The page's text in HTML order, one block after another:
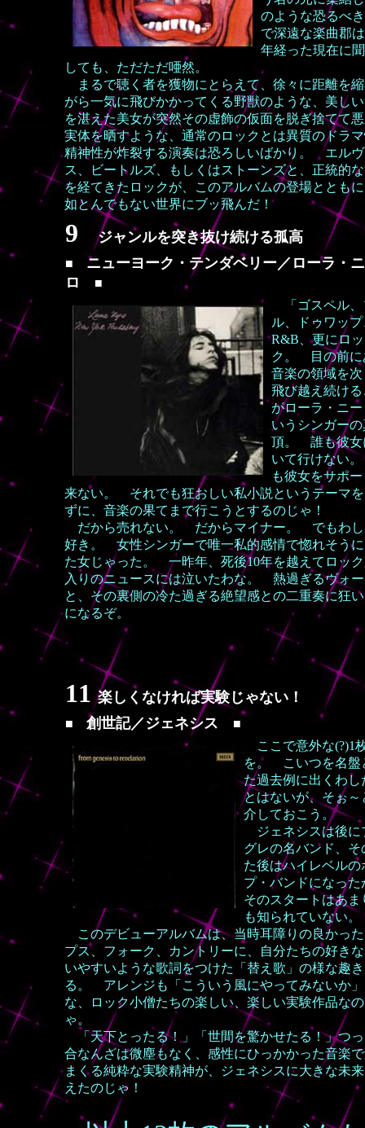
のような恐るべ
で深遠な楽曲郡
年経った現在に
しても、ただただ唖然。
まるで聴く者を獲物にとらえて、徐々に距離を
がら一気に飛びかかってくる野獣のような、美し
を湛えた美女が突然その虚飾の仮面を脱ぎ捨てて
実体を晒すような、通常のロックとは異質のドラ
精神性が炸裂する演奏は恐ろしいばかり。 エル
ス、ビートルズ、もしくはストーンズと、正統的
を経てきたロックが、このアルバムの登場ととも
如とんでもない世界にブッ飛んだ！
9 ジャンルを突き抜け続ける孤高
■ ニューヨーク・テンダベリー／ローラ・
ロ
■
「ゴスペル、
ル、ドゥワッ
R&B、更にロッ
ク。 目の前に
音楽の領域を
飛び越え続け
がローラ・ニ
いうシンガー
頂。 誰も彼女
いて行けない
も彼女をサポ
来ない。 それでも狂おしい私小説というテーマ
ずに、音楽の果てまで行こうとするのじゃ！
だから売れない。 だからマイナー。 でもわし
好き。 女性シンガーで唯一私的感情で惚れそう
た女じゃった。 一昨年、死後10年を越えてロッ
入りのニュースには泣いたわな。 熱過ぎるヴォ
と、その裏側の冷た過ぎる絶望感との二重奏に狂
になるぞ。
11楽しくなければ実験じゃない！
■ 創世記／ジェネシス
■
ここで意外な(?)1
を。 こいつを名盤
た過去例に出くわし
とはないが、そぉ～
介しておこう。
ジェネシスは後に
グレの名バンド、そ
た後はハイレベルの
プ・バンドになった
そのスタートはあま
も知られていない。
このデビューアルバムは、当時耳障りの良かっ
プス、フォーク、カントリーに、自分たちの好き
いやすいような歌詞をつけた「替え歌」の様な趣
る。 アレンジも「こういう風にやってみないか
な、ロック小僧たちの楽しい、楽しい実験作品な
ゃ。
「天下とったる！」「世間を驚かせたる！」つ
合なんざは微塵もなく、感性にひっかかった音楽
まくる純粋な実験精神が、ジェネシスに大きな未
えたのじゃ！